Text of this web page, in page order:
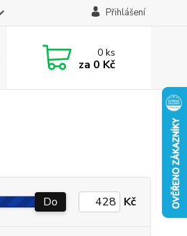
Přihlášení
0ks
za 0 Kč
Do Kč